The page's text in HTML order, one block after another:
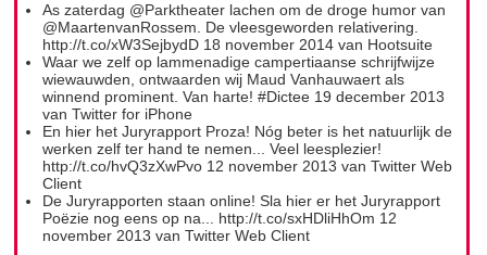
As zaterdag @Parktheaterlachen om de droge humor van
@MaartenvanRossem . De vleesgeworden relativering.
http://t.co/xW3SejbydD 18 november 2014 van Hootsuite
Waar we zelf op lammenadige campertiaanse schrijfwijze
wiewauwden, ontwaarden wij Maud Vanhauwaert als
winnend prominent. Van harte! #Dictee 19 december 2013
van Twitter for iPhone
En hier het Juryrapport Proza! Nóg beter is het natuurlijk de
werken zelf ter hand te nemen... Veel leesplezier!
http://t.co/hvQ3zXwPvo 12 november 2013 van Twitter Web
Client
De Juryrapporten staan online! Sla hier er het Juryrapport
Poëzie nog eens op na... http://t.co/sxHDliHhOm 12
november 2013 van Twitter Web Client